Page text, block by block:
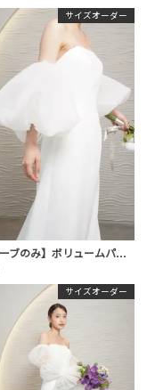
サイズオーダー
【スリーブのみ】ボリュームパフスリーブ〈PD-WDOR-202〉
サイズオーダー